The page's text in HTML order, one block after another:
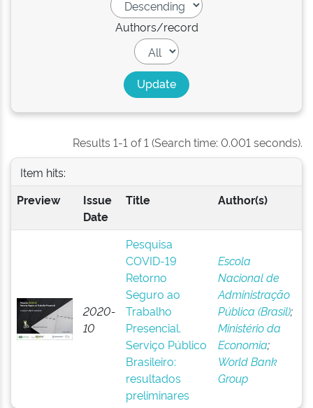
Authors/record
Results 1-1 of 1 (Search time: 0.001 seconds).
Item hits:
Preview
Issue
Date
Title Author(s)
2020-
10
Pesquisa
COVID-19
Retorno
Seguro ao
Trabalho
Presencial.
Serviço Público
Brasileiro:
resultados
preliminares
Escola
Nacional de
Administração
Pública (Brasil);
Ministério da
Economia;
World Bank
Group